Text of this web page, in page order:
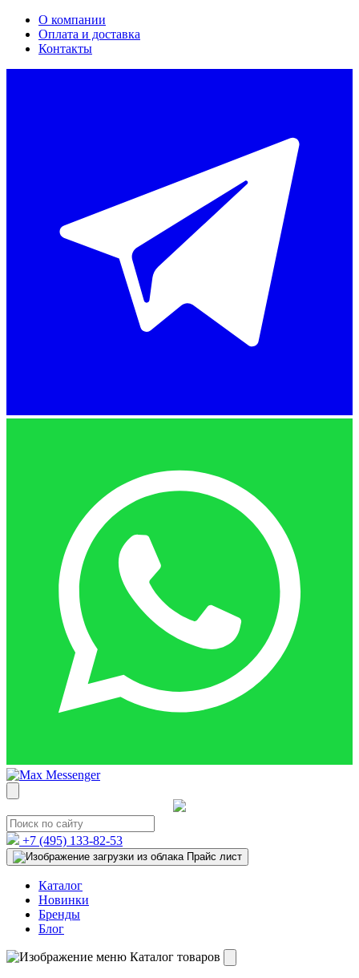
О компании
Оплата и доставка
Контакты
+7 (495) 133-82-53
Прайс лист
Каталог
Новинки
Бренды
Блог
Каталог товаров